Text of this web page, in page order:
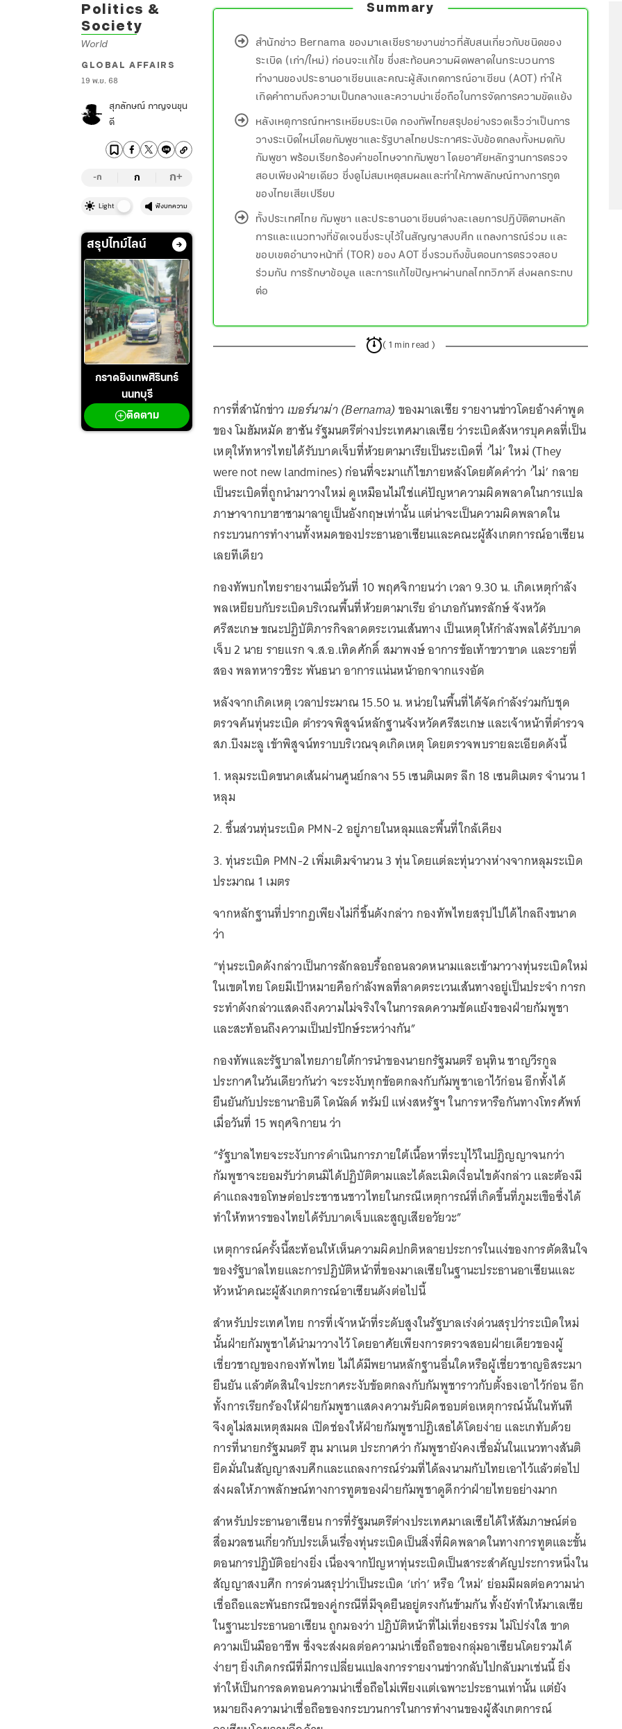
Politics &
Society
World
GLOBAL AFFAIRS
19 พ.ย. 68
สุภลักษณ์ กาญจนขุน
ดี
-ก ก ก+
Light ฟังบทความ
สรุปไทม์ไลน์
กราดยิงเทพศิรินทร์
นนทบุรี
ติดตาม
Summary
สำนักข่าว Bernama ของมาเลเซียรายงานข่าวที่สับสนเกี่ยวกับชนิดของ
ระเบิด (เก่า/ใหม่) ก่อนจะแก้ไข ซึ่งสะท้อนความผิดพลาดในกระบวนการ
ทำงานของประธานอาเซียนและคณะผู้สังเกตการณ์อาเซียน (AOT) ทำให้
เกิดคำถามถึงความเป็นกลางและความน่าเชื่อถือในการจัดการความขัดแย้ง
หลังเหตุการณ์ทหารเหยียบระเบิด กองทัพไทยสรุปอย่างรวดเร็วว่าเป็นการ
วางระเบิดใหม่โดยกัมพูชาและรัฐบาลไทยประกาศระงับข้อตกลงทั้งหมดกับ
กัมพูชา พร้อมเรียกร้องคำขอโทษจากกัมพูชา โดยอาศัยหลักฐานการตรวจ
สอบเพียงฝ่ายเดียว ซึ่งดูไม่สมเหตุสมผลและทำให้ภาพลักษณ์ทางการทูต
ของไทยเสียเปรียบ
ทั้งประเทศไทย กัมพูชา และประธานอาเซียนต่างละเลยการปฏิบัติตามหลัก
การและแนวทางที่ชัดเจนซึ่งระบุไว้ในสัญญาสงบศึก แถลงการณ์ร่วม และ
ขอบเขตอำนาจหน้าที่ (TOR) ของ AOT ซึ่งรวมถึงขั้นตอนการตรวจสอบ
ร่วมกัน การรักษาข้อมูล และการแก้ไขปัญหาผ่านกลไกทวิภาคี ส่งผลกระทบ
ต่อ
( 1 min read )
การที่สำนักข่าว เบอร์นาม่า (Bernama)ของมาเลเซีย รายงานข่าวโดยอ้างคำพูด
ของ โมฮัมหมัด ฮาซัน รัฐมนตรีต่างประเทศมาเลเซีย ว่าระเบิดสังหารบุคคลที่เป็น
เหตุให้ทหารไทยได้รับบาดเจ็บที่ห้วยตามาเรียเป็นระเบิดที่ ‘ไม่’ ใหม่ (They
were not new landmines) ก่อนที่จะมาแก้ไขภายหลังโดยตัดคำว่า ‘ไม่’ กลาย
เป็นระเบิดที่ถูกนำมาวางใหม่ ดูเหมือนไม่ใช่แค่ปัญหาความผิดพลาดในการแปล
ภาษาจากบาฮาซามาลายูเป็นอังกฤษเท่านั้น แต่น่าจะเป็นความผิดพลาดใน
กระบวนการทำงานทั้งหมดของประธานอาเซียนและคณะผู้สังเกตการณ์อาเซียน
เลยทีเดียว
กองทัพบกไทยรายงานเมื่อวันที่ 10 พฤศจิกายนว่า เวลา 9.30 น. เกิดเหตุกำลัง
พลเหยียบกับระเบิดบริเวณพื้นที่ห้วยตามาเรีย อำเภอกันทรลักษ์ จังหวัด
ศรีสะเกษ ขณะปฏิบัติภารกิจลาดตระเวนเส้นทาง เป็นเหตุให้กำลังพลได้รับบาด
เจ็บ 2 นาย รายแรก จ.ส.อ.เทิดศักดิ์ สมาพงษ์ อาการข้อเท้าขวาขาด และรายที่
สอง พลทหารวชิระ พันธนา อาการแน่นหน้าอกจากแรงอัด
หลังจากเกิดเหตุ เวลาประมาณ 15.50 น. หน่วยในพื้นที่ได้จัดกำลังร่วมกับชุด
ตรวจค้นทุ่นระเบิด ตำรวจพิสูจน์หลักฐานจังหวัดศรีสะเกษ และเจ้าหน้าที่ตำรวจ
สภ.บึงมะลู เข้าพิสูจน์ทราบบริเวณจุดเกิดเหตุ โดยตรวจพบรายละเอียดดังนี้
1. หลุมระเบิดขนาดเส้นผ่านศูนย์กลาง 55 เซนติเมตร ลึก 18 เซนติเมตร จำนวน 1
หลุม
2. ชิ้นส่วนทุ่นระเบิด PMN-2 อยู่ภายในหลุมและพื้นที่ใกล้เคียง
3. ทุ่นระเบิด PMN-2 เพิ่มเติมจำนวน 3 ทุ่น โดยแต่ละทุ่นวางห่างจากหลุมระเบิด
ประมาณ 1 เมตร
จากหลักฐานที่ปรากฏเพียงไม่กี่ชิ้นดังกล่าว กองทัพไทยสรุปไปได้ไกลถึงขนาด
ว่า
“ทุ่นระเบิดดังกล่าวเป็นการลักลอบรื้อถอนลวดหนามและเข้ามาวางทุ่นระเบิดใหม่
ในเขตไทย โดยมีเป้าหมายคือกำลังพลที่ลาดตระเวนเส้นทางอยู่เป็นประจำ การก
ระทำดังกล่าวแสดงถึงความไม่จริงใจในการลดความขัดแย้งของฝ่ายกัมพูชา
และสะท้อนถึงความเป็นปรปักษ์ระหว่างกัน”
กองทัพและรัฐบาลไทยภายใต้การนำของนายกรัฐมนตรี อนุทิน ชาญวีรกูล
ประกาศในวันเดียวกันว่า จะระงับทุกข้อตกลงกับกัมพูชาเอาไว้ก่อน อีกทั้งได้
ยืนยันกับประธานาธิบดี โดนัลด์ ทรัมป์ แห่งสหรัฐฯ ในการหารือกันทางโทรศัพท์
เมื่อวันที่ 15 พฤศจิกายน ว่า
“รัฐบาลไทยจะระงับการดำเนินการภายใต้เนื้อหาที่ระบุไว้ในปฏิญญาจนกว่า
กัมพูชาจะยอมรับว่าตนมิได้ปฏิบัติตามและได้ละเมิดเงื่อนไขดังกล่าว และต้องมี
คำแถลงขอโทษต่อประชาชนชาวไทยในกรณีเหตุการณ์ที่เกิดขึ้นที่ภูมะเขือซึ่งได้
ทำให้ทหารของไทยได้รับบาดเจ็บและสูญเสียอวัยวะ”
เหตุการณ์ครั้งนี้สะท้อนให้เห็นความผิดปกติหลายประการในแง่ของการตัดสินใจ
ของรัฐบาลไทยและการปฏิบัติหน้าที่ของมาเลเซียในฐานะประธานอาเซียนและ
หัวหน้าคณะผู้สังเกตการณ์อาเซียนดังต่อไปนี้
สำหรับประเทศไทย การที่เจ้าหน้าที่ระดับสูงในรัฐบาลเร่งด่วนสรุปว่าระเบิดใหม่
นั้นฝ่ายกัมพูชาได้นำมาวางไว้ โดยอาศัยเพียงการตรวจสอบฝ่ายเดียวของผู้
เชี่ยวชาญของกองทัพไทย ไม่ได้มีพยานหลักฐานอื่นใดหรือผู้เชี่ยวชาญอิสระมา
ยืนยัน แล้วตัดสินใจประกาศระงับข้อตกลงกับกัมพูชาราวกับตั้งธงเอาไว้ก่อน อีก
ทั้งการเรียกร้องให้ฝ่ายกัมพูชาแสดงความรับผิดชอบต่อเหตุการณ์นั้นในทันที
จึงดูไม่สมเหตุสมผล เปิดช่องให้ฝ่ายกัมพูชาปฏิเสธได้โดยง่าย และเกทับด้วย
การที่นายกรัฐมนตรี ฮุน มาเนต ประกาศว่า กัมพูชายังคงเชื่อมั่นในแนวทางสันติ
ยึดมั่นในสัญญาสงบศึกและแถลงการณ์ร่วมที่ได้ลงนามกับไทยเอาไว้แล้วต่อไป
ส่งผลให้ภาพลักษณ์ทางการทูตของฝ่ายกัมพูชาดูดีกว่าฝ่ายไทยอย่างมาก
สำหรับประธานอาเซียน การที่รัฐมนตรีต่างประเทศมาเลเซียได้ให้สัมภาษณ์ต่อ
สื่อมวลชนเกี่ยวกับประเด็นเรื่องทุ่นระเบิดเป็นสิ่งที่ผิดพลาดในทางการทูตและขั้น
ตอนการปฏิบัติอย่างยิ่ง เนื่องจากปัญหาทุ่นระเบิดเป็นสาระสำคัญประการหนึ่งใน
สัญญาสงบศึก การด่วนสรุปว่าเป็นระเบิด ‘เก่า’ หรือ ‘ใหม่’ ย่อมมีผลต่อความน่า
เชื่อถือและพันธกรณีของคู่กรณีที่มีจุดยืนอยู่ตรงกันข้ามกัน ทั้งยังทำให้มาเลเซีย
ในฐานะประธานอาเซียน ถูกมองว่า ปฏิบัติหน้าที่ไม่เที่ยงธรรม ไม่โปร่งใส ขาด
ความเป็นมืออาชีพ ซึ่งจะส่งผลต่อความน่าเชื่อถือของกลุ่มอาเซียนโดยรวมได้
ง่ายๆ ยิ่งเกิดกรณีที่มีการเปลี่ยนแปลงการรายงานข่าวกลับไปกลับมาเช่นนี้ ยิ่ง
ทำให้เป็นการลดทอนความน่าเชื่อถือไม่เพียงแต่เฉพาะประธานเท่านั้น แต่ยัง
หมายถึงความน่าเชื่อถือของกระบวนการในการทำงานของผู้สังเกตการณ์